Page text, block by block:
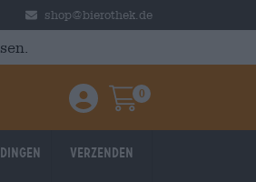
shop@bierothek.de
Einloggen / Anmelden
Warenkorb
0
Verzenden